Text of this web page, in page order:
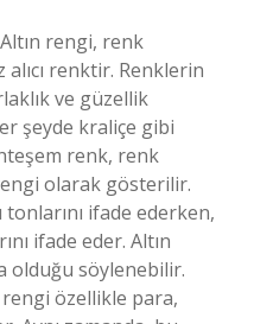
rengi, renk
renktir. Renklerin
ve güzellik
şeyde kraliçe gibi
renk, renk
olarak gösterilir.
tonlarını ifade ederken,
ifade eder. Altın
olduğu söylenebilir.
özellikle para,